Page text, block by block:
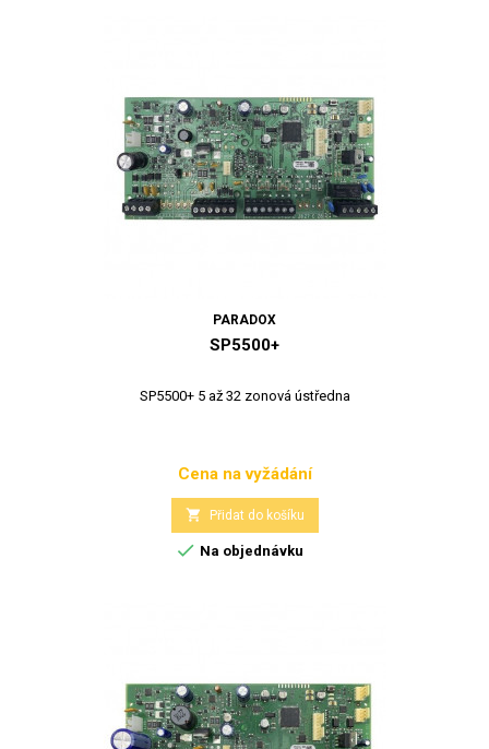
PARADOX
SP5500+
SP5500+ 5 až 32 zonová ústředna
Cena
Cena na vyžádání
 Přidat do košíku
 Na objednávku